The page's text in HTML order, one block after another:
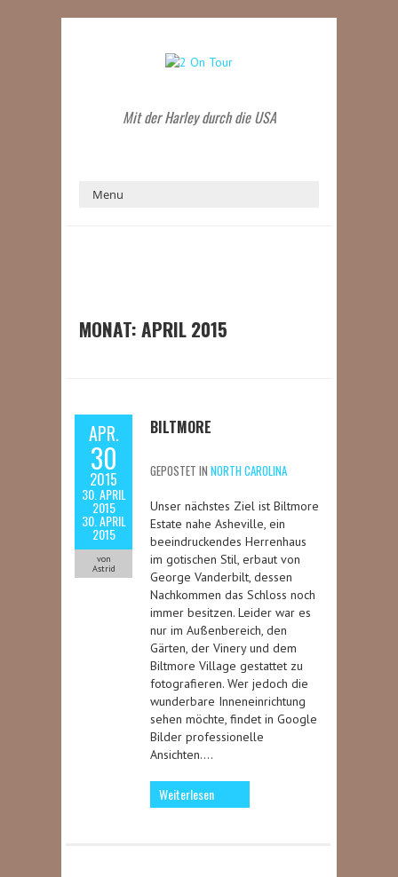
Mit der Harley durch die USA
MONAT:APRIL 2015
APR.
30
2015
30. APRIL
2015
30. APRIL
2015
von
Astrid
BILTMORE
GEPOSTET IN NORTH CAROLINA
Unser nächstes Ziel ist Biltmore
Estate nahe Asheville, ein
beeindruckendes Herrenhaus
im gotischen Stil, erbaut von
George Vanderbilt, dessen
Nachkommen das Schloss noch
immer besitzen. Leider war es
nur im Außenbereich, den
Gärten, der Vinery und dem
Biltmore Village gestattet zu
fotografieren. Wer jedoch die
wunderbare Inneneinrichtung
sehen möchte, findet in Google
Bilder professionelle
Ansichten….
Weiterlesen